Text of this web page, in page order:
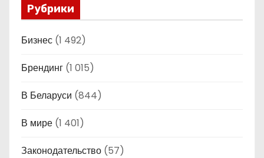
Рубрики
Бизнес (1 492)
Брендинг (1 015)
В Беларуси (844)
В мире (1 401)
Законодательство (57)